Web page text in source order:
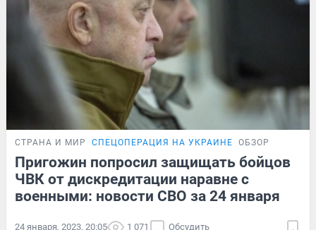
СТРАНА И МИР СПЕЦОПЕРАЦИЯ НА УКРАИНЕ ОБЗОР
Пригожин попросил защищать бойцов
ЧВК от дискредитации наравне с
военными: новости СВО за 24 января
24 января, 2023, 20:05 1 071 Обсудить